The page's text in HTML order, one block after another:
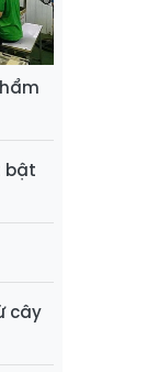
bật
cây